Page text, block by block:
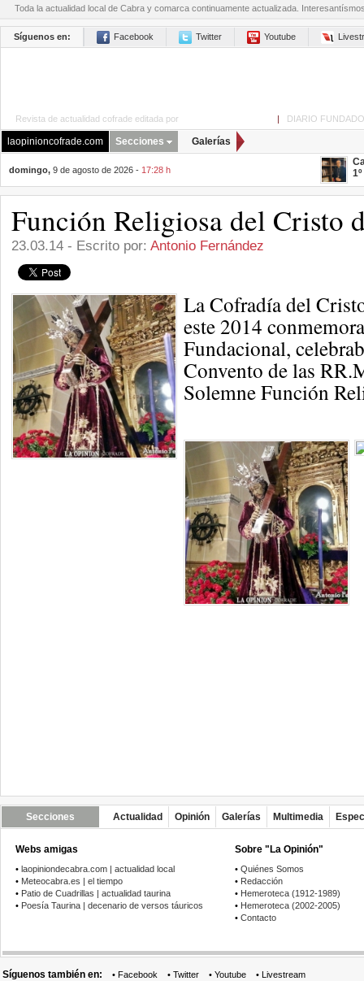
Toda la actualidad local de Cabra y comarca continuamente actualizada.
Síguenos en: Facebook Twitter Youtube
Revista de actualidad cofrade editada por | DIARIO
laopinioncofrade.com Secciones Galerías
domingo, 9 de agosto de 2026 - 17:28 h
Función Religiosa del Cristo
23.03.14 - Escrito por: Antonio Fernández
La Cofradía del
este 2014
Fundacional,
Convento de las
Solemne Función
Secciones Actualidad Opinión Galerías Multimedia
Webs amigas
• laopiniondecabra.com | actualidad local
• Meteocabra.es | el tiempo
• Patio de Cuadrillas | actualidad taurina
• Poesía Taurina | decenario de versos táuricos
Sobre "La Opinión"
• Quiénes Somos
• Redacción
• Hemeroteca (1912-1989)
• Hemeroteca (2002-2005)
• Contacto
Síguenos también en: • Facebook • Twitter • Youtube • Livestream